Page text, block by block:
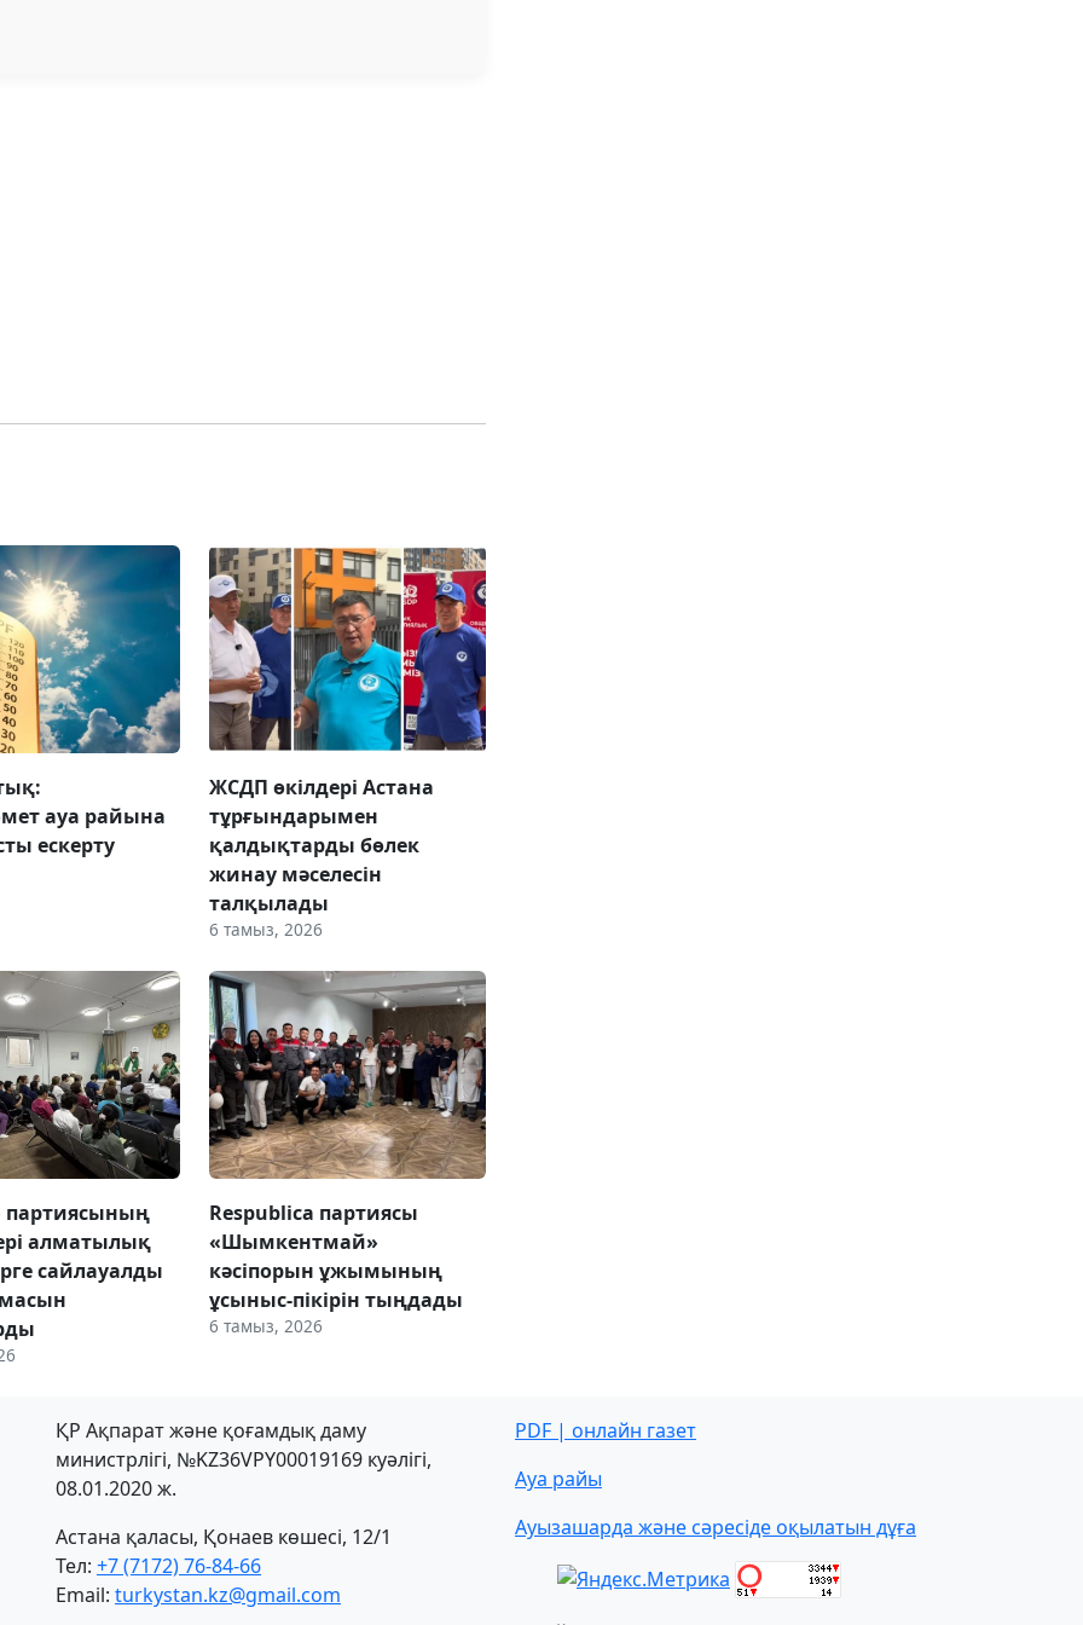
ауа райына
ескерту
ЖСДП өкілдері Астана
тұрғындарымен
қалдықтарды бөлек
жинау мәселесін
талқылады
6 тамыз, 2026
партиясының
алматылық
сайлауалды
Respublica партиясы
«Шымкентмай»
кәсіпорын ұжымының
ұсыныс-пікірін тыңдады
6 тамыз, 2026
ҚР Ақпарат және қоғамдық даму
министрлігі, №KZ36VPY00019169 куәлігі,
08.01.2020 ж.
Астана қаласы, Қонаев көшесі, 12/1
Тел: +7 (7172) 76-84-66
Email: turkystan.kz@gmail.com
PDF | онлайн газет
Ауа райы
Ауызашарда және сәресіде оқылатын дұға